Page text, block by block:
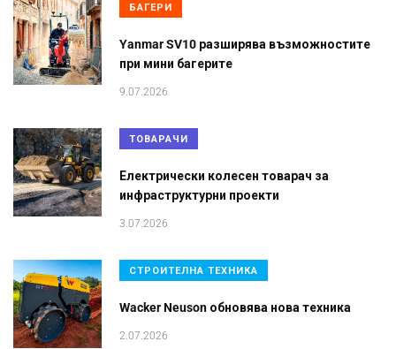
БАГЕРИ
Yanmar SV10 разширява възможностите
при мини багерите
9.07.2026
ТОВАРАЧИ
Електрически колесен товарач за
инфраструктурни проекти
3.07.2026
СТРОИТЕЛНА ТЕХНИКА
Wacker Neuson обновява нова техника
2.07.2026